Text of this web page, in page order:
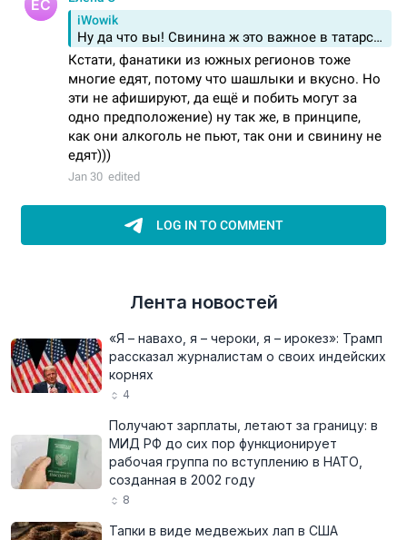
Лента новостей
«Я – навахо, я – чероки, я – ирокез»: Трамп
рассказал журналистам о своих индейских
корнях
4
Получают зарплаты, летают за границу: в
МИД РФ до сих пор функционирует
рабочая группа по вступлению в НАТО,
созданная в 2002 году
8
Тапки в виде медвежьих лап в США